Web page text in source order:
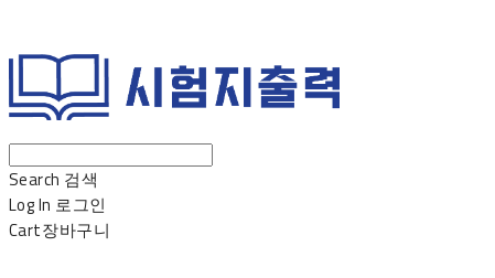
Search 검색
Log In 로그인
Cart장바구니